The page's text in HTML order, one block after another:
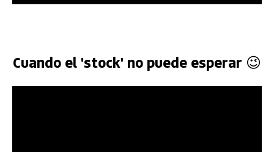
Cuando el 'stock' no puede esperar 😉